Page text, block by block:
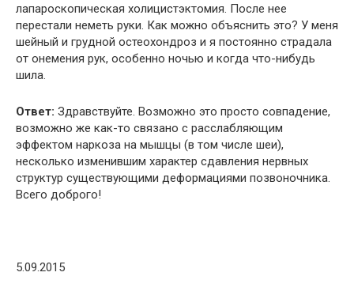
лапароскопическая холицистэктомия. После нее
перестали неметь руки. Как можно объяснить это? У меня
шейный и грудной остеохондроз и я постоянно страдала
от онемения рук, особенно ночью и когда что-нибудь
шила.
Ответ: Здравствуйте. Возможно это просто совпадение,
возможно же как-то связано с расслабляющим
эффектом наркоза на мышцы (в том числе шеи),
несколько изменившим характер сдавления нервных
структур существующими деформациями позвоночника.
Всего доброго!
5.09.2015